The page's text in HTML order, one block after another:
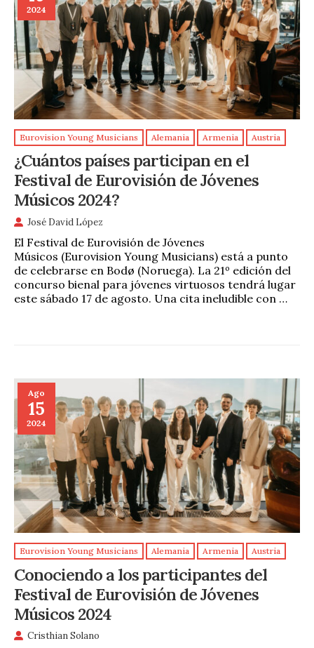
2024
Eurovision Young Musicians Alemania Armenia Austria
¿Cuántos países participan en el
Festival de Eurovisión de Jóvenes
Músicos 2024?
José David López
El Festival de Eurovisión de Jóvenes
Músicos (Eurovision Young Musicians) está a punto
de celebrarse en Bodø (Noruega). La 21º edición del
concurso bienal para jóvenes virtuosos tendrá lugar
este sábado 17 de agosto. Una cita ineludible con …
Ago
15
2024
Eurovision Young Musicians Alemania Armenia Austria
Conociendo a los participantes del
Festival de Eurovisión de Jóvenes
Músicos 2024
Cristhian Solano